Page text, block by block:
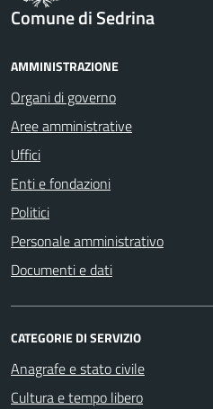
Comune di Sedrina
AMMINISTRAZIONE
Organi di governo
Aree amministrative
Uffici
Enti e fondazioni
Politici
Personale amministrativo
Documenti e dati
CATEGORIE DI SERVIZIO
Anagrafe e stato civile
Cultura e tempo libero